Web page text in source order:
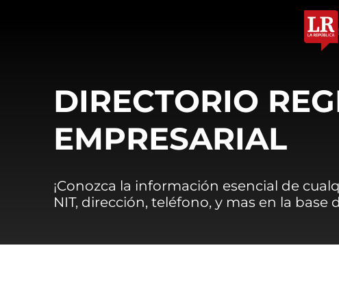
DIRECTORIO
EMPRESARIAL
¡Conozca la información esencial de
NIT, dirección, teléfono, y mas en la